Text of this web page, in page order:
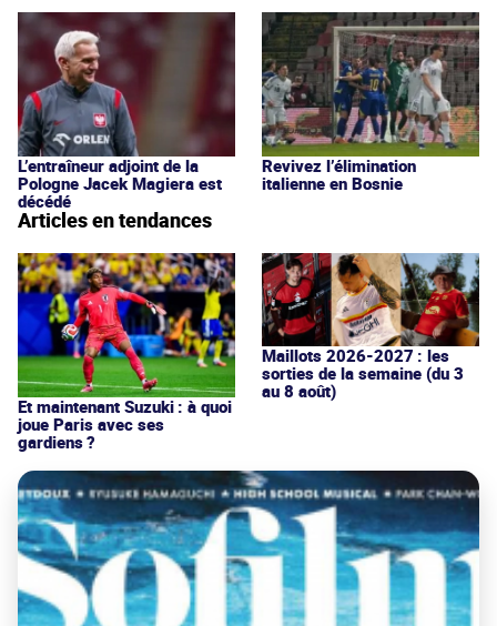
L’entraîneur adjoint de la
Pologne Jacek Magiera est
décédé
Revivez l’élimination
italienne en Bosnie
Articles en tendances
Et maintenant Suzuki : à quoi
joue Paris avec ses
gardiens ?
Maillots 2026-2027 : les
sorties de la semaine (du 3
au 8 août)